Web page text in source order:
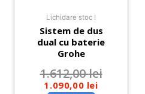
Lichidare stoc !
Sistem de dus
dual cu baterie
Grohe
1.612,00lei
1.090,00 lei